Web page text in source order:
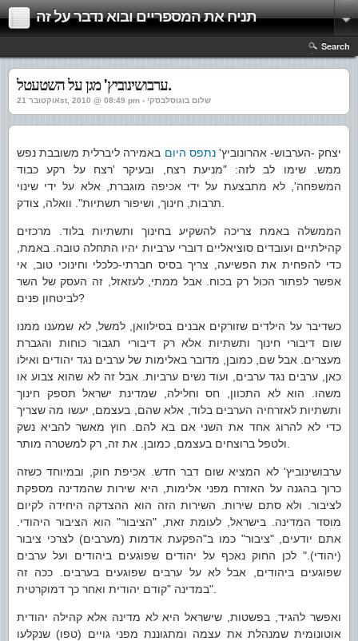
תניח את המספריים ובוא נדבר על זה
Search
ערבושינוביץ' מגן על השטעטל.
אוקטובר 21st, 2010 @ 08:49 pm › שלום בוגוסלבסקי
יצחק -הערבוש- אהרונוביץ'נתפס היום באמירה ליברלית משובבת נפש
ממש. שימו לב לזה: "מניעת רצח, ובעיקר 'רצח על רקע כבוד
המשפחה', לא מתבצעת על ידי אכיפה מוגברת, אלא על ידי שינוי
הממשלה באמת צריכה להשקיע בחינוך ותשתיות בלוד. מרכזים
קהילתיים ועובדים סוציאליים דוברי ערביות יהיו התחלה טובה. באמת,
כדי להפחית את הפשיעה, צריך בסיס חברתי-כלכלי וחינוכי טוב, אי
אפשר לפתור הכול רק בכוח. אבל ממתי, לעזאזל, זה העסק של השר
לביטחון פנים?
כשדיבר על הילדים שזורקים אבנים בסילוואן, למשל, לא שמענו ממנו
שום דיבורי חינוך ותשתיות אלא רק דיבורי תגבור כוחות והגברת
מעצרים. אבל שם, כמובן, מדובר באלימות של ערבים נגד יהודים ואילו
כאן, ערבים נגד ערבים, ועוד נשים ערביות. אבל זה לא שהוא צבוע או
משהו. הוא לא התכוון, חס וחלילה, שמדינת ישראל תספק חינוך
ותשתיות לאזרחיה הערבים בלוד, אלא שהם, בעצמם, יעשו מה שצריך
כדי לא להרוג אחד את השני אם בא להם. חוץ מאשר להביא נשק
ערבושינוביץ' לא המציא שום דבר חדש. אכיפת חוק, ובמיוחד כשזה
כרוך בהגנה על האזרח מפני אלימות, היא שירות שהמדינה מספקת
לציבור. ולא סתם שירות. השירות הזה הוא ההצדקה היחידה לקיום
מוסד המדינה. בישראל, לעומת זאת, "הציבור" הוא הציבור היהודי.
אתם יודעים, "ציבור" כמו ב"הפקעת אדמות (מערבים) לצרכי ציבור
(יהודי)." לכן החוק נאכף על יהודים שפוגעים ביהודים ועל ערבים
שפוגעים ביהודים, אבל לא על ערבים שפוגעים בערבים. ככה זה
במדינה "קודם יהודית ואחר כך דמוקרטית".
ואפשר להגיד, בפשטות, שישראל היא לא מדינה אלא קהילה יהודית
אוטונומית שמנהלת את עצמה ומתגוננת מפני גויים (טפו) שנקלעו